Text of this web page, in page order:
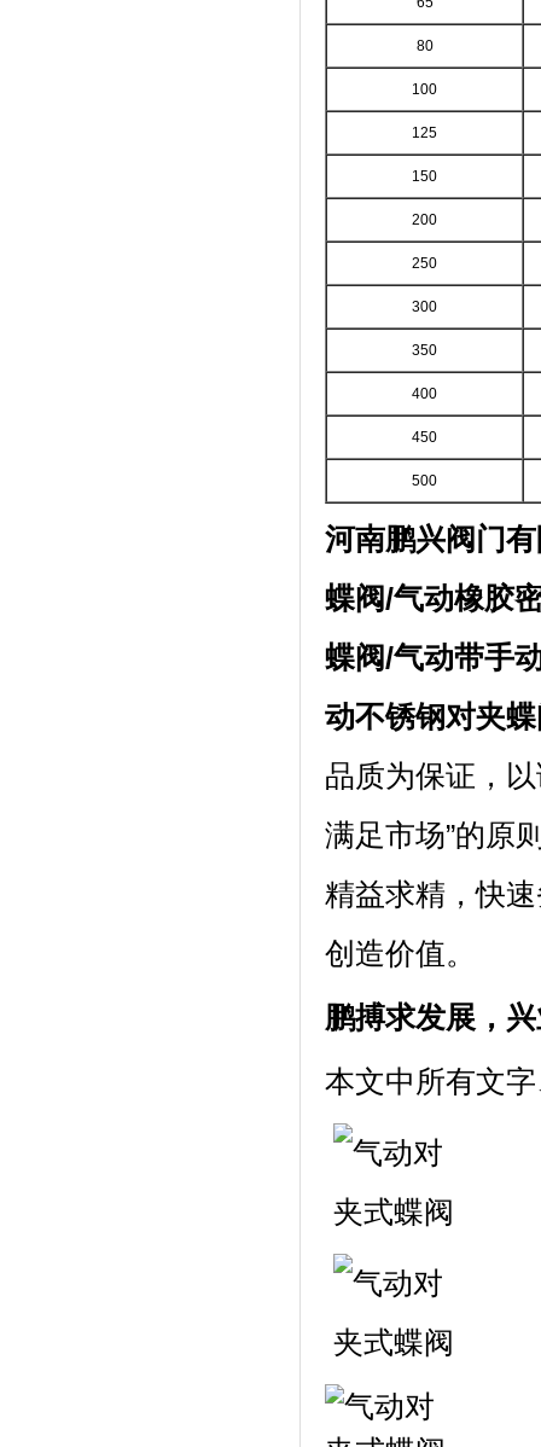
80
100
125
150
200
250
300
350
400
450
500
河南鹏兴阀门
蝶阀/气动橡胶
蝶阀/气动带手
动不锈钢对夹
品质为保证，
满足市场”的原
精益求精，快
创造价值。
鹏搏求发展，
本文中所有文